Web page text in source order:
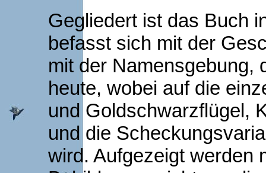
Gegliedert ist das Buch
befasst sich mit der
mit der Namensgebung,
heute, wobei auf die
und Goldschwarzflügel,
und die
wird. Aufgezeigt werden